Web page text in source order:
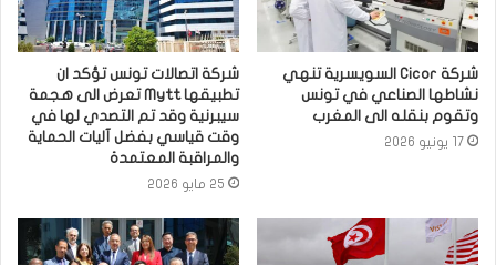
شركة Cicor السويسرية تنهي
نشاطها الصناعي في تونس
وتقوم بنقله الى المغرب
17 يونيو 2026
شركة اتصالات تونس تؤكد ان
تطبيقها Mytt تعرض الى هجمة
سيبرنية وقد تم التصدي لها في
وقت قياسي بفضل آليات الحماية
والمراقبة المعتمدة
25 مايو 2026